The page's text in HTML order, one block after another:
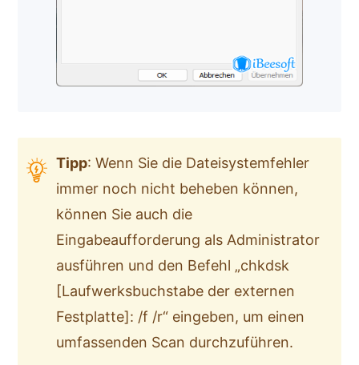
Tipp: Wenn Sie die Dateisystemfehler
immer noch nicht beheben können,
können Sie auch die
Eingabeaufforderung als Administrator
ausführen und den Befehl „chkdsk
[Laufwerksbuchstabe der externen
Festplatte]: /f /r“ eingeben, um einen
umfassenden Scan durchzuführen.